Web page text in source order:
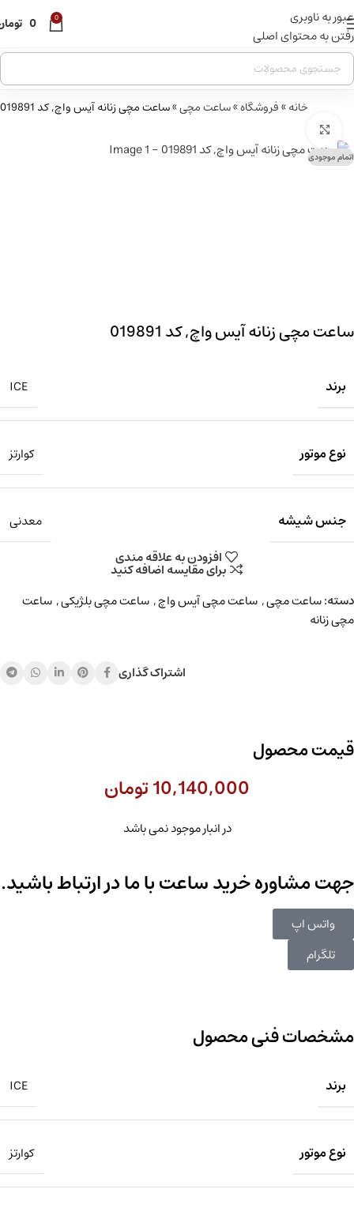
عبور به ناوبری
رفتن به محتوای اصلی
0
0
خانه»فروشگاه»ساعت مچی»ساعت مچی زنانه آیس واچ, کد 019891
اتمام موجودی
ساعت مچی زنانه آیس واچ, کد 019891
برند ICE
نوع موتور کوارتز
جنس شیشه
معدنی
افزودن به علاقه مندی
برای مقایسه اضافه کنید
دسته:ساعت مچی, ساعت مچی آیس واچ, ساعت مچی بلژیکی, ساعت
مچی زنانه
اشتراک گذاری
قیمت محصول
10,140,000تومان
در انبار موجود نمی باشد
جهت مشاوره خرید ساعت با ما در ارتباط باشید.
واتس اپ
تلگرام
مشخصات فنی محصول
برند ICE
نوع موتور کوارتز
قبل از ثبت سفارش ، موجودی محصول مورد نظر را از ما استعلام